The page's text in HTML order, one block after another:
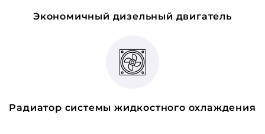
Экономичный дизельный двигатель
Радиатор системы жидкостного охлаждения